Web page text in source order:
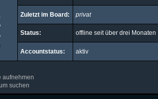
Zuletzt im Board: privat
Status: offline seit über drei Monaten
Accountstatus: aktiv
aufnehmen
suchen